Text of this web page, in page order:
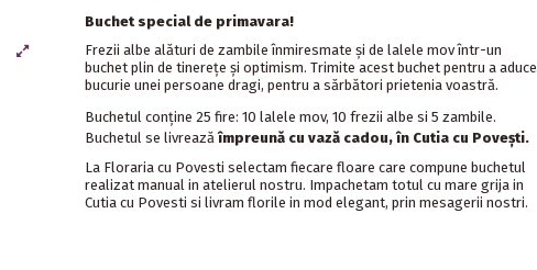
Buchet special de primavara!
Frezii albe alături de zambile înmiresmate și de lalele mov într-un
buchet plin de tinerețe și optimism. Trimite acest buchet pentru a aduce
bucurie unei persoane dragi, pentru a sărbători prietenia voastră.
Buchetul conține 25 fire: 10 lalele mov, 10 frezii albe si 5 zambile.
Buchetul se livreazăîmpreună cu vază cadou, în Cutia cu Povești.
La Floraria cu Povesti selectam fiecare floare care compune buchetul
realizat manual in atelierul nostru. Impachetam totul cu mare grija in
Cutia cu Povesti si livram florile in mod elegant, prin mesagerii nostri.